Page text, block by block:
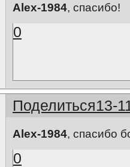
Alex-1984, спасибо!
0
Поделиться13-
Alex-1984, спасибо
0